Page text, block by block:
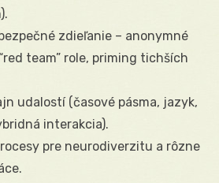
zdieľanie – anonymné
team” role, priming tichších
udalostí (časové pásma, jazyk,
interakcia).
pre neurodiverzitu a rôzne